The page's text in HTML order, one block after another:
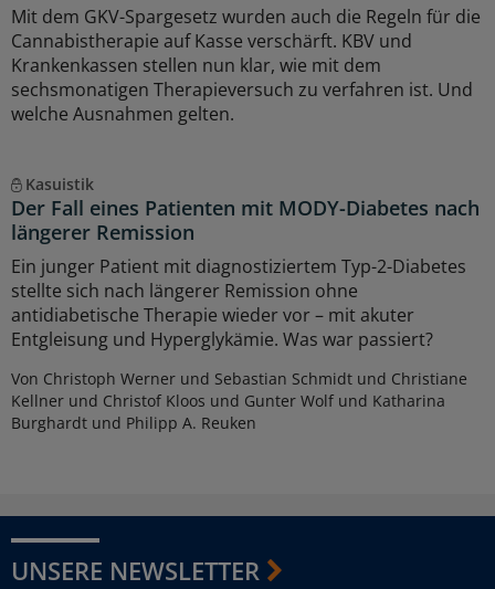
Mit dem GKV-Spargesetz wurden auch die Regeln für die
Cannabistherapie auf Kasse verschärft. KBV und
Krankenkassen stellen nun klar, wie mit dem
sechsmonatigen Therapieversuch zu verfahren ist. Und
welche Ausnahmen gelten.
Kasuistik
Der Fall eines Patienten mit MODY-Diabetes nach
längerer Remission
Ein junger Patient mit diagnostiziertem Typ-2-Diabetes
stellte sich nach längerer Remission ohne
antidiabetische Therapie wieder vor – mit akuter
Entgleisung und Hyperglykämie. Was war passiert?
Von Christoph Werner und Sebastian Schmidt und Christiane
Kellner und Christof Kloos und Gunter Wolf und Katharina
Burghardt und Philipp A. Reuken
UNSERE NEWSLETTER